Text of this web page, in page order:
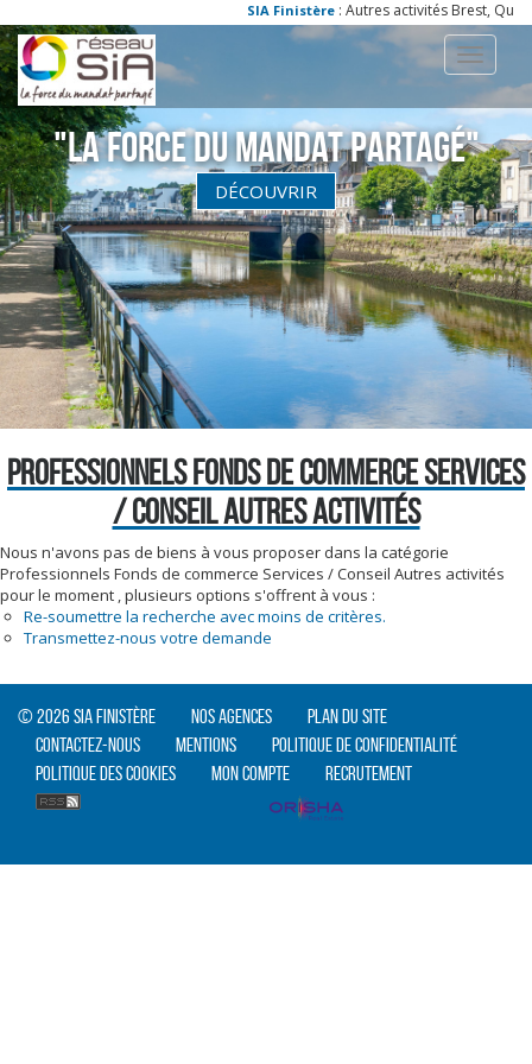
SIA Finistère: Autres activités Brest,
Toggle
"La Force du Mandat partagé"
DÉCOUVRIR
PROFESSIONNELS FONDS DE COMMERCE SERVICES
/ CONSEIL AUTRES ACTIVITÉS
Nous n'avons pas de biens à vous proposer dans la catégorie
Professionnels Fonds de commerce Services / Conseil Autres activités
pour le moment , plusieurs options s'offrent à vous :
Re-soumettre la recherche avec moins de critères.
Transmettez-nous votre demande
© 2026 SIA Finistère Nos agences
Plan du site
Contactez-nous
Mentions
Politique de confidentialité
Politique des cookies
Mon compte Recrutement